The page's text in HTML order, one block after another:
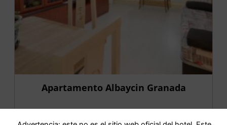
Apartamento Albaycin Granada
IR AL HOTEL